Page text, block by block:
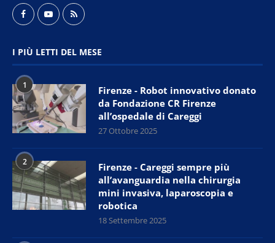
I PIÙ LETTI DEL MESE
1
Firenze - Robot innovativo donato
da Fondazione CR Firenze
all’ospedale di Careggi
27 Ottobre 2025
2
Firenze - Careggi sempre più
all’avanguardia nella chirurgia
mini invasiva, laparoscopia e
robotica
18 Settembre 2025